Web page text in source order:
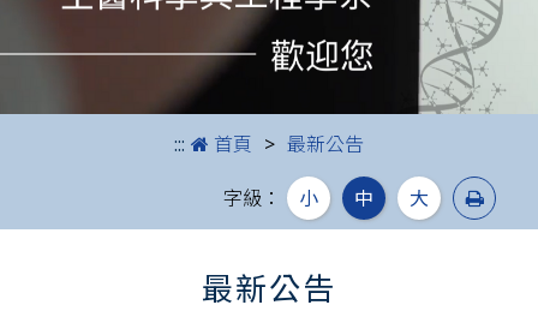
::: 首頁 最新公告
字級： 小 中 大 列印
最新公告